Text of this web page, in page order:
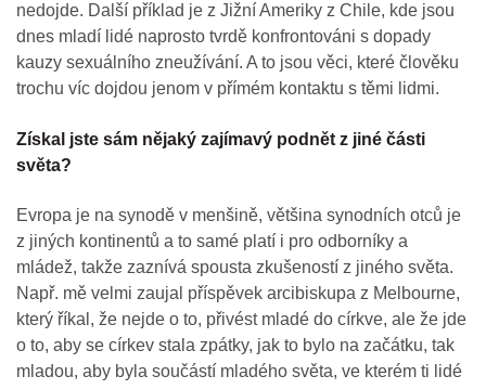
nedojde. Další příklad je z Jižní Ameriky z Chile, kde jsou
dnes mladí lidé naprosto tvrdě konfrontováni s dopady
kauzy sexuálního zneužívání. A to jsou věci, které člověku
trochu víc dojdou jenom v přímém kontaktu s těmi lidmi.
Získal jste sám nějaký zajímavý podnět z jiné části
světa?
Evropa je na synodě v menšině, většina synodních otců je
z jiných kontinentů a to samé platí i pro odborníky a
mládež, takže zaznívá spousta zkušeností z jiného světa.
Např. mě velmi zaujal příspěvek arcibiskupa z Melbourne,
který říkal, že nejde o to, přivést mladé do církve, ale že jde
o to, aby se církev stala zpátky, jak to bylo na začátku, tak
mladou, aby byla součástí mladého světa, ve kterém ti lidé